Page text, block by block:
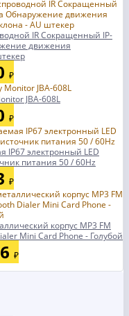
IR Сокращенный IP-
движения
₽
JBA-608L
₽
IP67 электронный LED
питания 50 / 60Hz
₽
корпус MP3 FM
Mini Card Phone - Голубой
₽